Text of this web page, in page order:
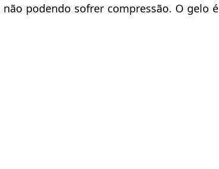
podendo sofrer compressão. O gelo é